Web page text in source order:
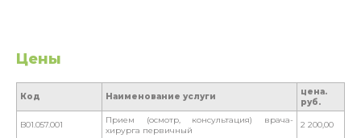
Цены
Код Наименование услуги
цена.
руб.
B01.057.001
Прием (осмотр, консультация) врача-
хирурга первичный
2 200,00